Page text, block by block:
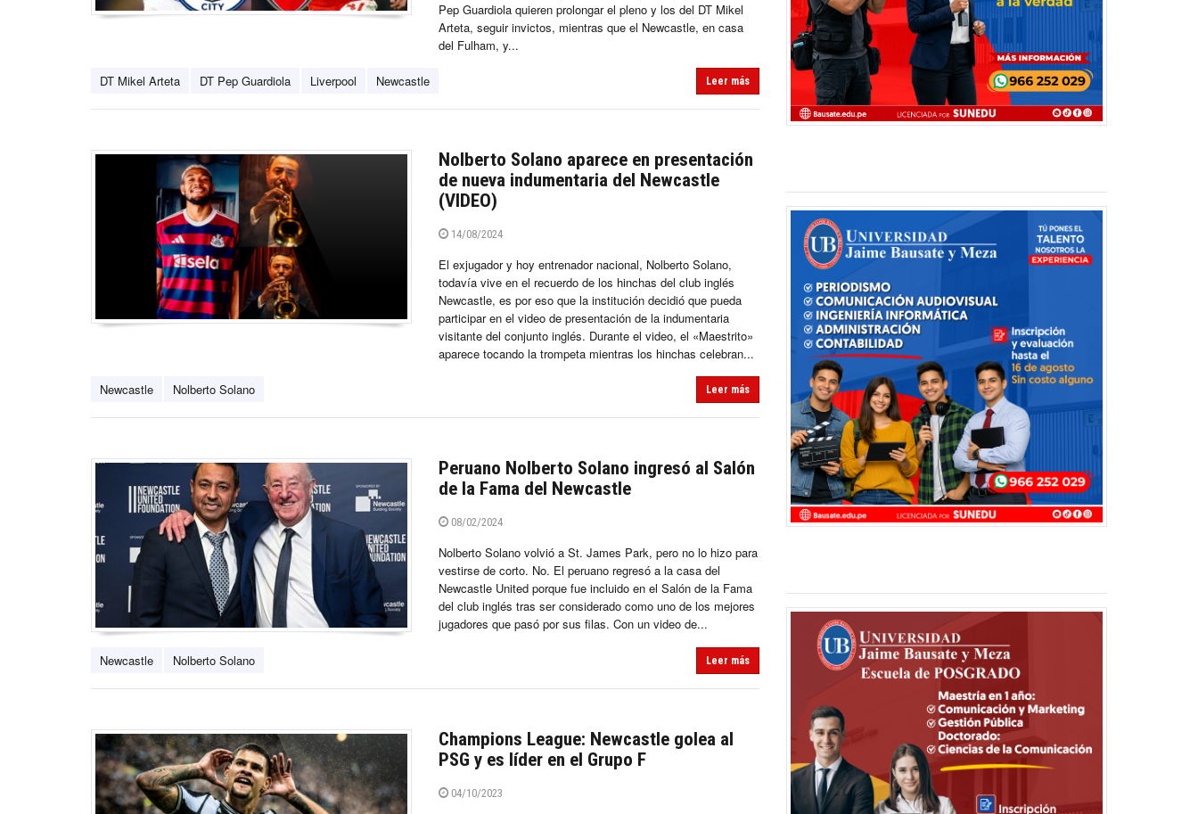
Pep Guardiola quieren prolongar el pleno y los del DT Mikel
Arteta, seguir invictos, mientras que el Newcastle, en casa
del Fulham, y...
DT Mikel Arteta DT Pep Guardiola Liverpool Newcastle Leer más
Nolberto Solano aparece en presentación
de nueva indumentaria del Newcastle
(VIDEO)
14/08/2024
El exjugador y hoy entrenador nacional, Nolberto Solano,
todavía vive en el recuerdo de los hinchas del club inglés
Newcastle, es por eso que la institución decidió que pueda
participar en el video de presentación de la indumentaria
visitante del conjunto inglés. Durante el video, el «Maestrito»
aparece tocando la trompeta mientras los hinchas celebran...
Newcastle Nolberto Solano Leer más
Peruano Nolberto Solano ingresó al Salón
de la Fama del Newcastle
08/02/2024
Nolberto Solano volvió a St. James Park, pero no lo hizo para
vestirse de corto. No. El peruano regresó a la casa del
Newcastle United porque fue incluido en el Salón de la Fama
del club inglés tras ser considerado como uno de los mejores
jugadores que pasó por sus filas. Con un video de...
Newcastle Nolberto Solano Leer más
Champions League: Newcastle golea al
PSG y es líder en el Grupo F
04/10/2023